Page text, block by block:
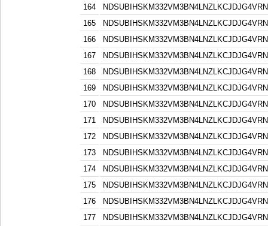
164
165
166
167
168
169
170
171
172
173
174
175
176
177